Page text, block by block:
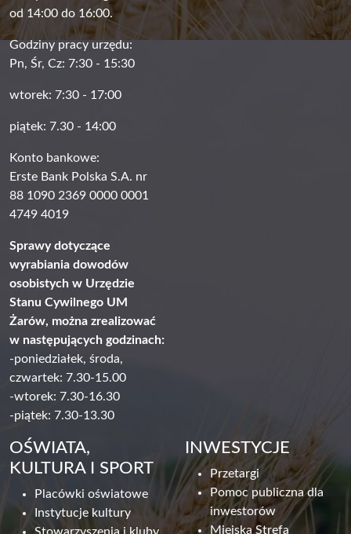
od 14:00 do 16:00.
Godziny pracy urzędu:
Pn, Śr, Cz: 7:30 - 15:30
wtorek: 7:30 - 17:00
piątek: 7.30 - 14:00
Konto bankowe:
Erste Bank Polska S.A. nr
88 1090 2369 0000 0001
4749 4019
Sprawy dotyczące
wyrabiania dowodów
osobistych w Urzędzie
Stanu Cywilnego UM
Żarów, można zrealizować
w następujących godzinach:
-poniedziałek, środa,
czwartek: 7.30-15.00
-wtorek: 7.30-16.30
-piątek: 7.30-13.30
OŚWIATA,
KULTURA I SPORT
Placówki oświatowe
Instytucje kultury
INWESTYCJE
Przetargi
Pomoc publiczna dla
inwestorów
Miejska Strefa